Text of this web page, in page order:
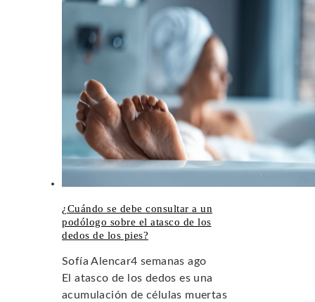
¿Cuándo se debe consultar a un
podólogo sobre el atasco de los
dedos de los pies?
Sofía Alencar4 semanas ago
El atasco de los dedos es una
acumulación de células muertas